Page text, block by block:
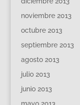
noviembre 2013
octubre 2013
septiembre 2013
agosto 2013
julio 2013
junio 2013